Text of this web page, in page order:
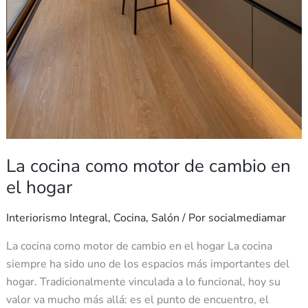
La cocina como motor de cambio en
el hogar
Interiorismo Integral, Cocina, Salón/ Por socialmediamar
La cocina como motor de cambio en el hogar La cocina
siempre ha sido uno de los espacios más importantes del
hogar. Tradicionalmente vinculada a lo funcional, hoy su
valor va mucho más allá: es el punto de encuentro, el